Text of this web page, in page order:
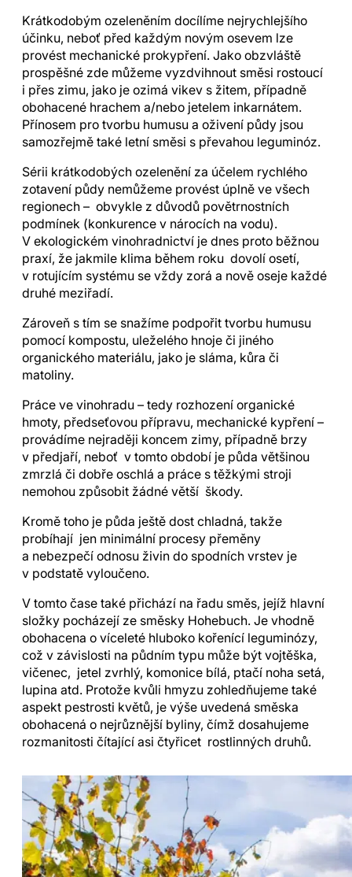
Krátkodobým ozeleněním docílíme nejrychlejšího
účinku, neboť před každým novým osevem lze
provést mechanické prokypření. Jako obzvláště
prospěšné zde můžeme vyzdvihnout směsi rostoucí
i přes zimu, jako je ozimá vikev s žitem, případně
obohacené hrachem a/nebo jetelem inkarnátem.
Přínosem pro tvorbu humusu a oživení půdy jsou
samozřejmě také letní směsi s převahou leguminóz.
Sérii krátkodobých ozelenění za účelem rychlého
zotavení půdy nemůžeme provést úplně ve všech
regionech – obvykle z důvodů povětrnostních
podmínek (konkurence v nárocích na vodu).
V ekologickém vinohradnictví je dnes proto běžnou
praxí, že jakmile klima během roku dovolí osetí,
v rotujícím systému se vždy zorá a nově oseje každé
druhé meziřadí.
Zároveň s tím se snažíme podpořit tvorbu humusu
pomocí kompostu, uleželého hnoje či jiného
organického materiálu, jako je sláma, kůra či
matoliny.
Práce ve vinohradu – tedy rozhození organické
hmoty, předseťovou přípravu, mechanické kypření –
provádíme nejraději koncem zimy, případně brzy
v předjaří, neboť v tomto období je půda většinou
zmrzlá či dobře oschlá a práce s těžkými stroji
nemohou způsobit žádné větší škody.
Kromě toho je půda ještě dost chladná, takže
probíhají jen minimální procesy přeměny
a nebezpečí odnosu živin do spodních vrstev je
v podstatě vyloučeno.
V tomto čase také přichází na řadu směs, jejíž hlavní
složky pocházejí ze směsky Hohebuch. Je vhodně
obohacena o víceleté hluboko kořenící leguminózy,
což v závislosti na půdním typu může být vojtěška,
vičenec, jetel zvrhlý, komonice bílá, ptačí noha setá,
lupina atd. Protože kvůli hmyzu zohledňujeme také
aspekt pestrosti květů, je výše uvedená směska
obohacená o nejrůznější byliny, čímž dosahujeme
rozmanitosti čítající asi čtyřicet rostlinných druhů.